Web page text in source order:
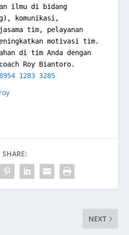
ilmu di bidang
komunikasi,
tim, pelayanan
di tim Anda dengan
Roy Biantoro.
1283 3285
SHARE:
NEXT